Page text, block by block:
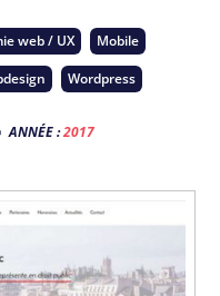
web / UX
Mobile
Wordpress
ANNÉE :2017